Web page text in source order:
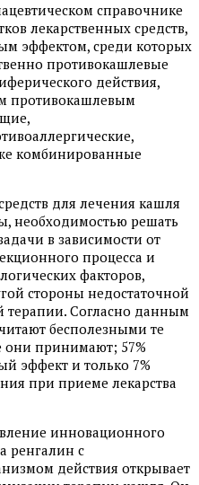
справочнике
лекарственных средств,
эффектом, среди которых
противокашлевые
действия,
противокашлевым
комбинированные
для лечения кашля
необходимостью решать
в зависимости от
процесса и
факторов,
стороны недостаточной
терапии. Согласно данным
бесполезными те
они принимают; 57%
эффект и только 7%
при приеме лекарства
инновационного
ренгалин с
действия открывает